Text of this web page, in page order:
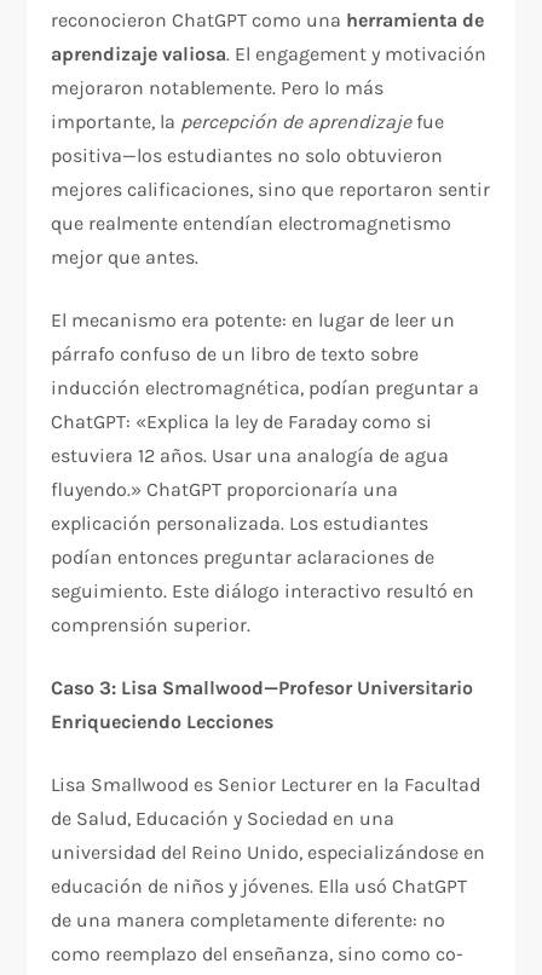
reconocieron ChatGPT como una herramienta de
aprendizaje valiosa. El engagement y motivación
mejoraron notablemente. Pero lo más
importante, la percepción de aprendizajefue
positiva—los estudiantes no solo obtuvieron
mejores calificaciones, sino que reportaron sentir
que realmente entendían electromagnetismo
mejor que antes.
El mecanismo era potente: en lugar de leer un
párrafo confuso de un libro de texto sobre
inducción electromagnética, podían preguntar a
ChatGPT: «Explica la ley de Faraday como si
estuviera 12 años. Usar una analogía de agua
fluyendo.» ChatGPT proporcionaría una
explicación personalizada. Los estudiantes
podían entonces preguntar aclaraciones de
seguimiento. Este diálogo interactivo resultó en
comprensión superior.​
Caso 3: Lisa Smallwood—Profesor Universitario
Enriqueciendo Lecciones
Lisa Smallwood es Senior Lecturer en la Facultad
de Salud, Educación y Sociedad en una
universidad del Reino Unido, especializándose en
educación de niños y jóvenes. Ella usó ChatGPT
de una manera completamente diferente: no
como reemplazo del enseñanza, sino como co-